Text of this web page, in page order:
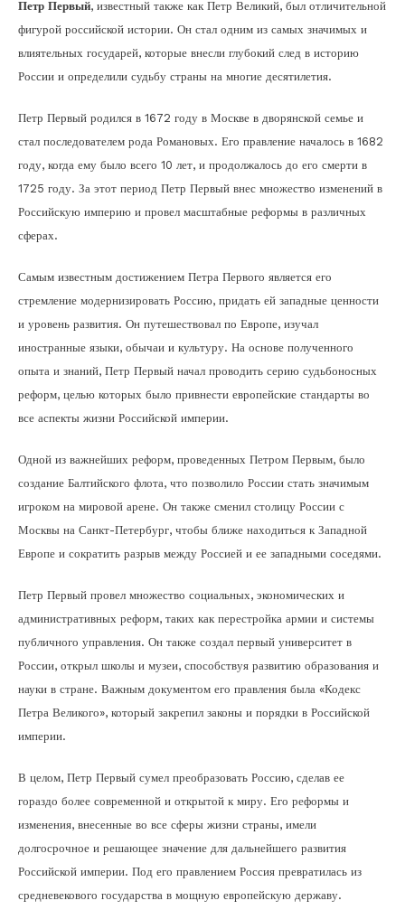
Петр Первый, известный также как Петр Великий, был отличительной
фигурой российской истории. Он стал одним из самых значимых и
влиятельных государей, которые внесли глубокий след в историю
России и определили судьбу страны на многие десятилетия.
Петр Первый родился в 1672 году в Москве в дворянской семье и
стал последователем рода Романовых. Его правление началось в 1682
году, когда ему было всего 10 лет, и продолжалось до его смерти в
1725 году. За этот период Петр Первый внес множество изменений в
Российскую империю и провел масштабные реформы в различных
сферах.
Самым известным достижением Петра Первого является его
стремление модернизировать Россию, придать ей западные ценности
и уровень развития. Он путешествовал по Европе, изучал
иностранные языки, обычаи и культуру. На основе полученного
опыта и знаний, Петр Первый начал проводить серию судьбоносных
реформ, целью которых было привнести европейские стандарты во
все аспекты жизни Российской империи.
Одной из важнейших реформ, проведенных Петром Первым, было
создание Балтийского флота, что позволило России стать значимым
игроком на мировой арене. Он также сменил столицу России с
Москвы на Санкт-Петербург, чтобы ближе находиться к Западной
Европе и сократить разрыв между Россией и ее западными соседями.
Петр Первый провел множество социальных, экономических и
административных реформ, таких как перестройка армии и системы
публичного управления. Он также создал первый университет в
России, открыл школы и музеи, способствуя развитию образования и
науки в стране. Важным документом его правления была «Кодекс
Петра Великого», который закрепил законы и порядки в Российской
империи.
В целом, Петр Первый сумел преобразовать Россию, сделав ее
гораздо более современной и открытой к миру. Его реформы и
изменения, внесенные во все сферы жизни страны, имели
долгосрочное и решающее значение для дальнейшего развития
Российской империи. Под его правлением Россия превратилась из
средневекового государства в мощную европейскую державу.